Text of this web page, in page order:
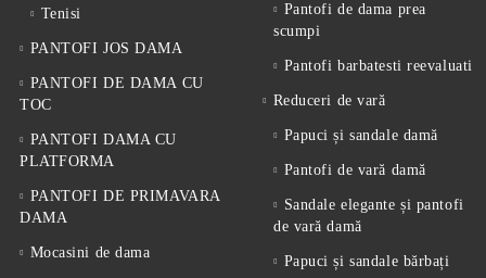
Tenisi
PANTOFI JOS DAMA
PANTOFI DE DAMA CU
TOC
PANTOFI DAMA CU
PLATFORMA
PANTOFI DE PRIMAVARA
DAMA
Mocasini de dama
Pantofi de dama prea
scumpi
Pantofi barbatesti reevaluati
Reduceri de vară
Papuci și sandale damă
Pantofi de vară damă
Sandale elegante și pantofi
de vară damă
Papuci și sandale bărbați